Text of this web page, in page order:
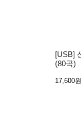
[USB]
(80곡)
17,600원